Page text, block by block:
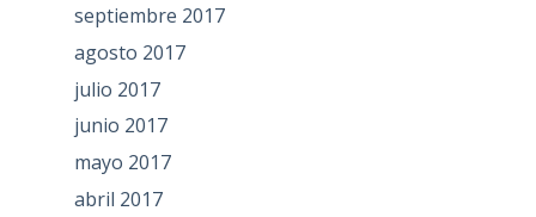
septiembre 2017
agosto 2017
julio 2017
junio 2017
mayo 2017
abril 2017